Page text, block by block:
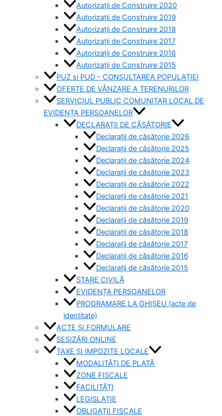
Autorizații de Construire 2020
Autorizații de Construire 2019
Autorizaţii de Construire 2018
Autorizaţii de Construire 2017
Autorizaţii de Construire 2016
Autorizaţii de Construire 2015
PUZ si PUD – CONSULTAREA POPULAȚIEI
OFERTE DE VÂNZARE A TERENURILOR
SERVICIUL PUBLIC COMUNITAR LOCAL DE
EVIDENȚA PERSOANELOR
DECLARAȚII DE CĂSĂTORIE
Declarații de căsătorie 2026
Declarații de căsătorie 2025
Declarații de căsătorie 2024
Declarații de căsătorie 2023
Declarații de căsătorie 2022
Declarații de căsătorie 2021
Declarații de căsătorie 2020
Declarații de căsătorie 2019
Declarații de căsătorie 2018
Declarații de căsătorie 2017
Declarații de căsătorie 2016
Declarații de căsătorie 2015
STARE CIVILĂ
EVIDENȚA PERSOANELOR
PROGRAMARE LA GHIȘEU (acte de
identitate)
ACTE ȘI FORMULARE
SESIZĂRI ONLINE
TAXE ȘI IMPOZITE LOCALE
MODALITĂȚI DE PLATĂ
ZONE FISCALE
FACILITĂȚI
LEGISLAȚIE
OBLIGAȚII FISCALE